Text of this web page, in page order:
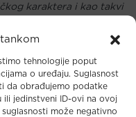
tehnologije poput
o uređaju. Suglasnost
da obrađujemo podatke
ili jedinstveni ID-ovi na ovoj
može negativno
karaktera i kao takvi
koristiti u medicinske
o njihovom
isključivo na vlastitu
vezane uz
potrebno je